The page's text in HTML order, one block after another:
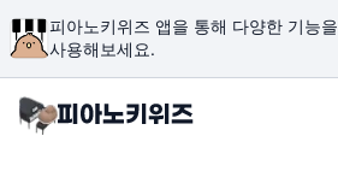
피아노키위즈 앱을 통해 다양한 기능을
사용해보세요.